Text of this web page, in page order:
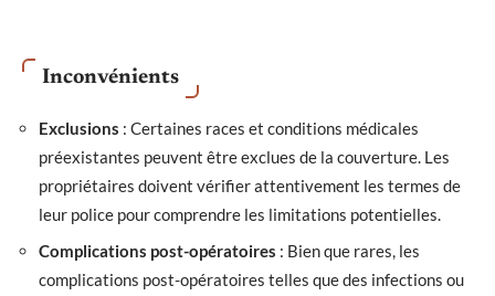
Inconvénients
Exclusions : Certaines races et conditions médicales
préexistantes peuvent être exclues de la couverture. Les
propriétaires doivent vérifier attentivement les termes de
leur police pour comprendre les limitations potentielles.
Complications post-opératoires : Bien que rares, les
complications post-opératoires telles que des infections ou